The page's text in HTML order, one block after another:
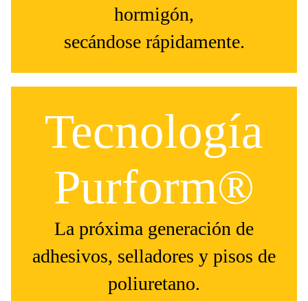
hormigón,
secándose rápidamente.
Tecnología
Purform®
La próxima generación de
adhesivos, selladores y pisos de
poliuretano.